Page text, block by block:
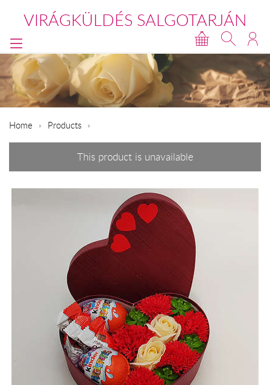
VIRÁGKÜLDÉS SALGOTARJÁN
Home Products
This product is unavailable